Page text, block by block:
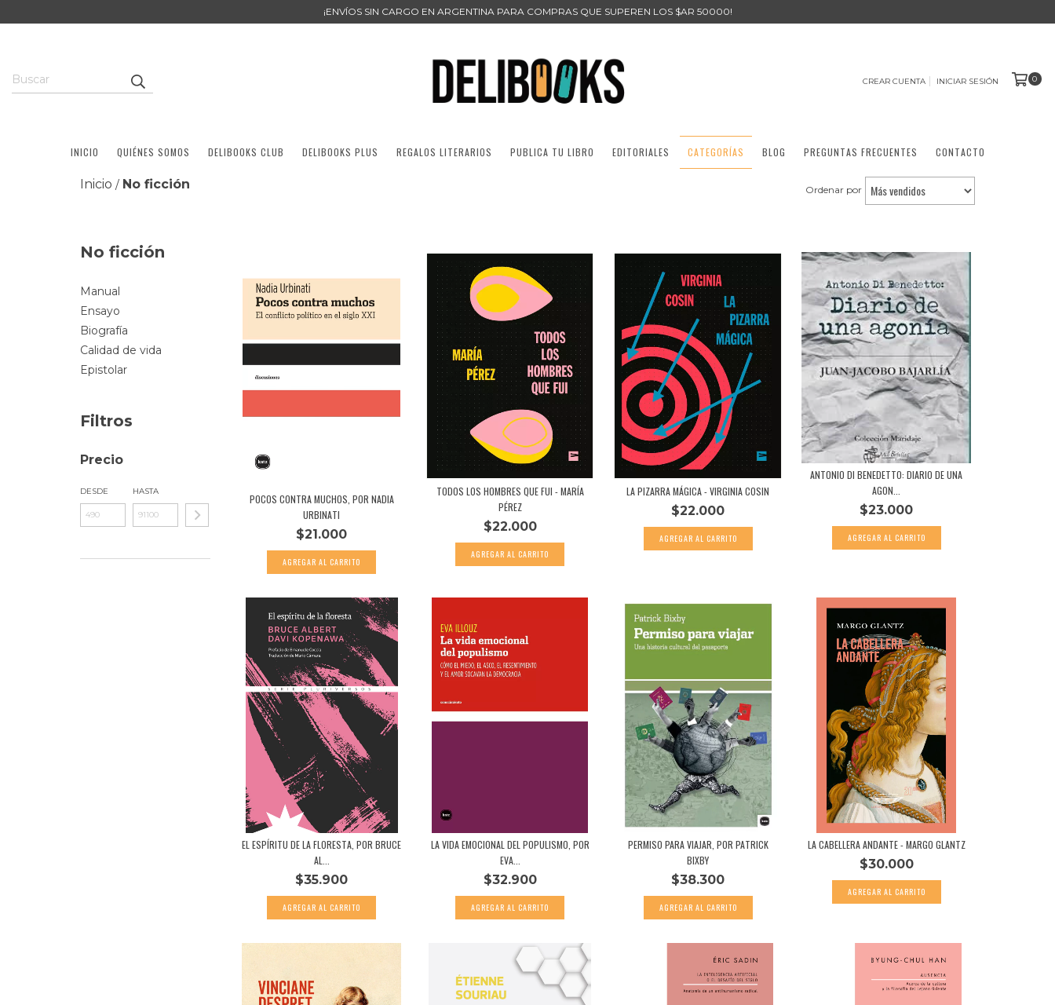
¡ENVÍOS SIN CARGO EN ARGENTINA PARA COMPRAS QUE SUPEREN LOS $AR 50000!
CREAR CUENTA INICIAR SESIÓN 0
INICIO QUIÉNES SOMOS DELIBOOKS CLUB DELIBOOKS PLUS REGALOS LITERARIOS PUBLICA TU LIBRO EDITORIALES CATEGORÍAS BLOG PREGUNTAS FRECUENTES CONTACTO
Inicio / No ficción Ordenar por
No ficción
Manual
Ensayo
Biografía
Calidad de vida
Epistolar
Filtros
Precio
DESDE HASTA
POCOS CONTRA MUCHOS, POR NADIA
URBINATI
$21.000
TODOS LOS HOMBRES QUE FUI - MARÍA
PÉREZ
$22.000
LA PIZARRA MÁGICA - VIRGINIA COSIN
$22.000
ANTONIO DI BENEDETTO: DIARIO DE UNA
AGON...
$23.000
EL ESPÍRITU DE LA FLORESTA, POR BRUCE
AL...
$35.900
LA VIDA EMOCIONAL DEL POPULISMO, POR
EVA...
$32.900
PERMISO PARA VIAJAR, POR PATRICK
BIXBY
$38.300
LA CABELLERA ANDANTE - MARGO GLANTZ
$30.000